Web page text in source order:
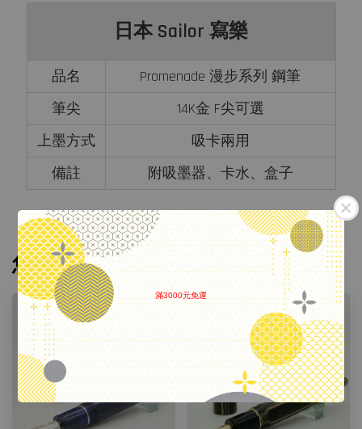
滿3000元免運
日本 Sailor 寫樂
品名
Promenade 漫步系列 鋼筆
筆尖
14K金 F尖可選
上墨方式
吸卡兩用
備註
附吸墨器、卡水、盒子
您可能也喜歡